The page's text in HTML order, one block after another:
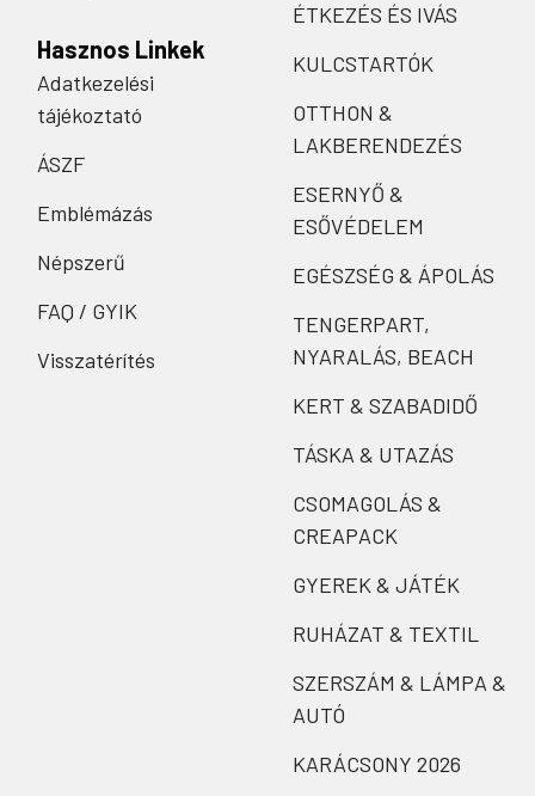
Hasznos Linkek
Adatkezelési
tájékoztató
ÁSZF
Emblémázás
Népszerű
FAQ / GYIK
Visszatérítés
ÉTKEZÉS ÉS IVÁS
KULCSTARTÓK
OTTHON &
LAKBERENDEZÉS
ESERNYŐ &
ESŐVÉDELEM
EGÉSZSÉG & ÁPOLÁS
TENGERPART,
NYARALÁS, BEACH
KERT & SZABADIDŐ
TÁSKA & UTAZÁS
CSOMAGOLÁS &
CREAPACK
GYEREK & JÁTÉK
RUHÁZAT & TEXTIL
SZERSZÁM & LÁMPA &
AUTÓ
KARÁCSONY 2026